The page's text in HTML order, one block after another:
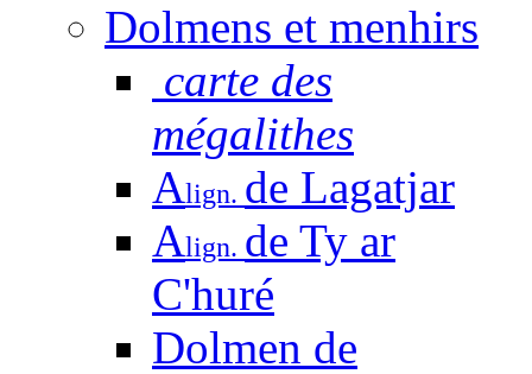
Dolmens et menhirs
carte des
mégalithes
Align. de Lagatjar
Align. de Ty ar
C'huré
Dolmen de